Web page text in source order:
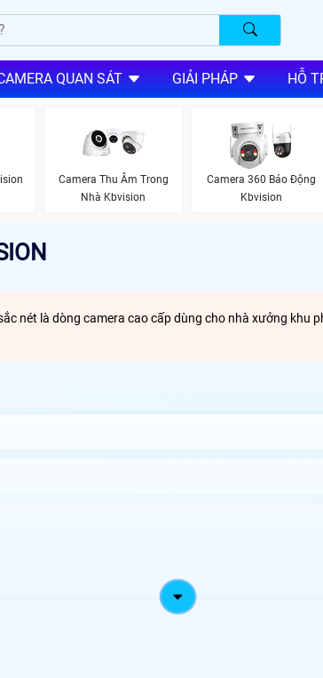
QUAN SÁT GIẢI PHÁP HỖ
Camera Thu Âm Trong
Nhà Kbvision
Camera 360 Báo Động
Kbvision
nét là dòng camera cao cấp dùng cho nhà xưởng
nghệ IP thiết kế thân trụ chắc chắn là lựa chọn lý
dạng kém, giả mạo hình ảnh trong bóng tối. với chuẩn